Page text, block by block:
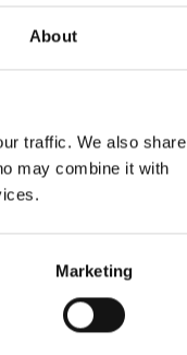
About
traffic. We also share
may combine it with
Marketing